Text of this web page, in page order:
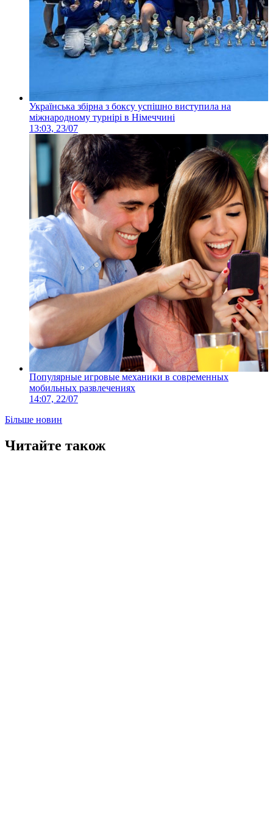
Українська збірна з боксу успішно виступила на
міжнародному турнірі в Німеччині
13:03, 23/07
Популярные игровые механики в современных
мобильных развлечениях
14:07, 22/07
Більше новин
Читайте також